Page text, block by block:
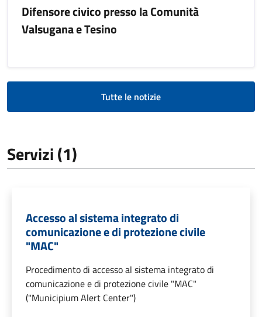
Difensore civico presso la Comunità
Valsugana e Tesino
Tutte le notizie
Servizi (1)
Accesso al sistema integrato di
comunicazione e di protezione civile
"MAC"
Procedimento di accesso al sistema integrato di
comunicazione e di protezione civile "MAC"
("Municipium Alert Center")